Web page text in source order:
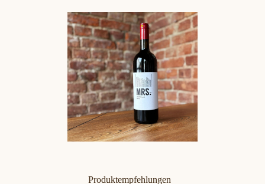
Kategorien
Produktempfehlungen